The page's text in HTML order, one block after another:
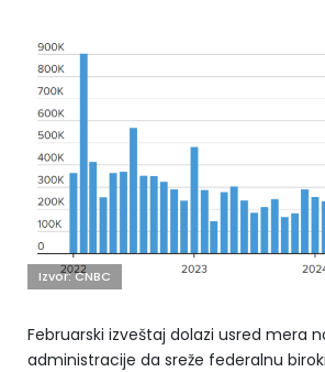
Izvor: CNBC
Februarski izveštaj dolazi usred mera
administracije da sreže federalnu